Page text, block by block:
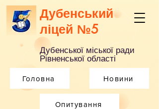
Дубенський
ліцей №5
Дубенської міської ради
Рівненської області
Головна Новини
Опитування